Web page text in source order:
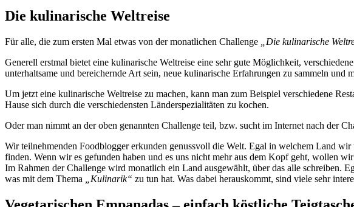
Die kulinarische Weltreise
Für alle, die zum ersten Mal etwas von der monatlichen Challenge „Die kulinarische
Generell erstmal bietet eine kulinarische Weltreise eine sehr gute Möglichkeit,
unterhaltsame und bereichernde Art sein, neue kulinarische Erfahrungen zu sammeln und
Um jetzt eine kulinarische Weltreise zu machen, kann man zum Beispiel verschiedene
Hause sich durch die verschiedensten Länderspezialitäten zu kochen.
Oder man nimmt an der oben genannten Challenge teil, bzw. sucht im Internet nach der
Wir teilnehmenden Foodblogger erkunden genussvoll die Welt. Egal in welchem Land
finden. Wenn wir es gefunden haben und es uns nicht mehr aus dem Kopf geht, wollen
Im Rahmen der Challenge wird monatlich ein Land ausgewählt, über das alle schreiben.
was mit dem Thema
„Kulinarik“ zu tun hat. Was dabei herauskommt, sind viele sehr